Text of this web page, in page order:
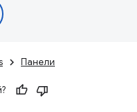
Панели